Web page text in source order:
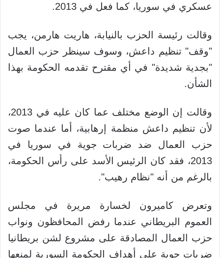
عسكري في سوريا، كما فعل في 2013.
وقالت رئيسة الحزب بالنيابة، هاريت هارمن، يجب
"وقف" تنظيم داعش، وسوف سينظر حزب العمال
"بجدية شديدة" في أي مقترح تقدمه الحكومة بهذا
الشأن.
وقالت إن الوضع مختلف عما كان عليه في 2013،
لأن تنظيم داعش منظمة إرهابية، أما عندما صوت
حزب العمال ضد ضربات جوية في سوريا في
2013، فقد كان الرئيس الأسد على رأس الحكومة،
بالرغم من أنه "نظام رهيب".
وتعرض كاميرون لخسارة مريرة في مجلس
العموم البريطاني عندما رفض المحافظون ونواب
حزب العمال المصادقة على مشروع لشن بريطانيا
ضربات جوية على أهداف الحكومة السورية لمنعها